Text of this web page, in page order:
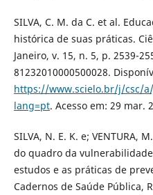
SILVA, C. M. da C. et al.
histórica de suas práticas.
Janeiro, v. 15, n. 5, p. 2539-
81232010000500028.
https://www.scielo.br/j/csc/a/
lang=pt. Acesso em: 29 mar.
SILVA, N. E. K. e; VENTURA,
do quadro da
estudos e as práticas de
Cadernos de Saúde Pública,